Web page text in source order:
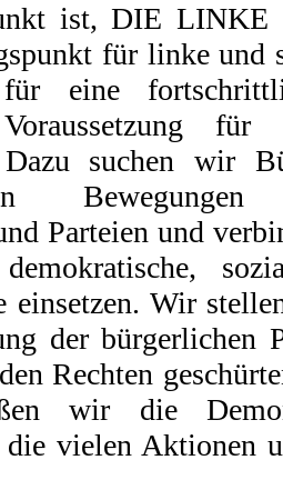
ist, DIE LINKE
für linke und
eine
für
suchen wir
Parteien und
einsetzen. Wir
der bürgerlichen
Rechten
wir die
die vielen Aktionen